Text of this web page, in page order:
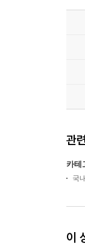
관
카테
국
이